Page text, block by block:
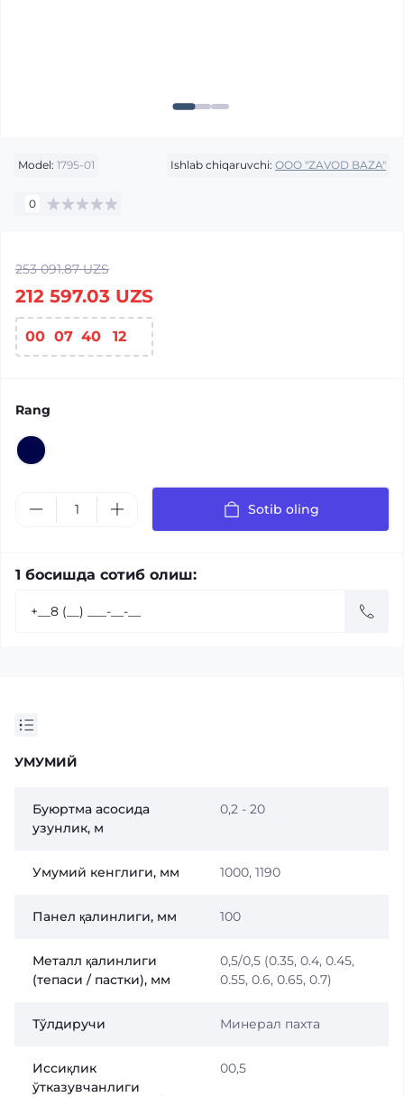
Model: 1795-01 Ishlab chiqaruvchi: OOO "ZAVOD BAZA"
0
253 091.87 UZS
212 597.03 UZS
00 07 40 12
Rang
Sotib oling
1 босишда сотиб олиш:
УМУМИЙ
Буюртма асосида
узунлик, м
0,2 - 20
Умумий кенглиги, мм 1000, 1190
Панел қалинлиги, мм 100
Металл қалинлиги
(тепаси / пастки), мм
0,5/0,5 (0.35, 0.4, 0.45,
0.55, 0.6, 0.65, 0.7)
Тўлдиручи Минерал пахта
Иссиқлик
ўтказувчанлиги
00,5